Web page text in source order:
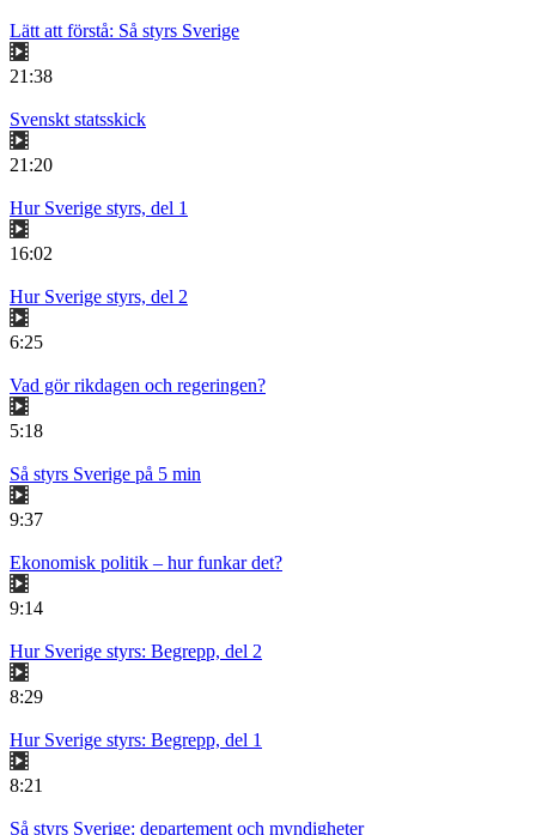
Lätt att förstå: Så styrs Sverige
21:38
Svenskt statsskick
21:20
Hur Sverige styrs, del 1
16:02
Hur Sverige styrs, del 2
6:25
Vad gör rikdagen och regeringen?
5:18
Så styrs Sverige på 5 min
9:37
Ekonomisk politik – hur funkar det?
9:14
Hur Sverige styrs: Begrepp, del 2
8:29
Hur Sverige styrs: Begrepp, del 1
8:21
Så styrs Sverige: departement och myndigheter